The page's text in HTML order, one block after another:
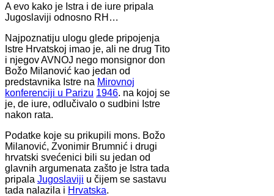
A evo kako je Istra i de iure pripala
Jugoslaviji odnosno RH…
Najpoznatiju ulogu glede pripojenja
Istre Hrvatskoj imao je, ali ne drug Tito
i njegov AVNOJ nego monsignor don
Božo Milanović kao jedan od
predstavnika Istre na Mirovnoj
konferenciji u Parizu 1946. na kojoj se
je, de iure, odlučivalo o sudbini Istre
nakon rata.
Podatke koje su prikupili mons. Božo
Milanović, Zvonimir Brumnić i drugi
hrvatski svećenici bili su jedan od
glavnih argumenata zašto je Istra tada
pripala Jugoslaviji u čijem se sastavu
tada nalazila i Hrvatska.